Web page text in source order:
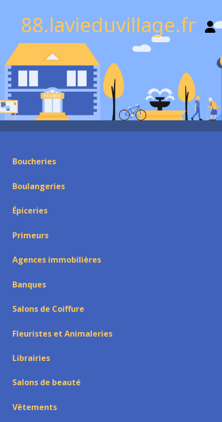
88.lavieduvillage.fr
Boucheries
Boulangeries
Épiceries
Primeurs
Agences immobilières
Banques
Salons de Coiffure
Fleuristes et Animaleries
Librairies
Salons de beauté
Vêtements